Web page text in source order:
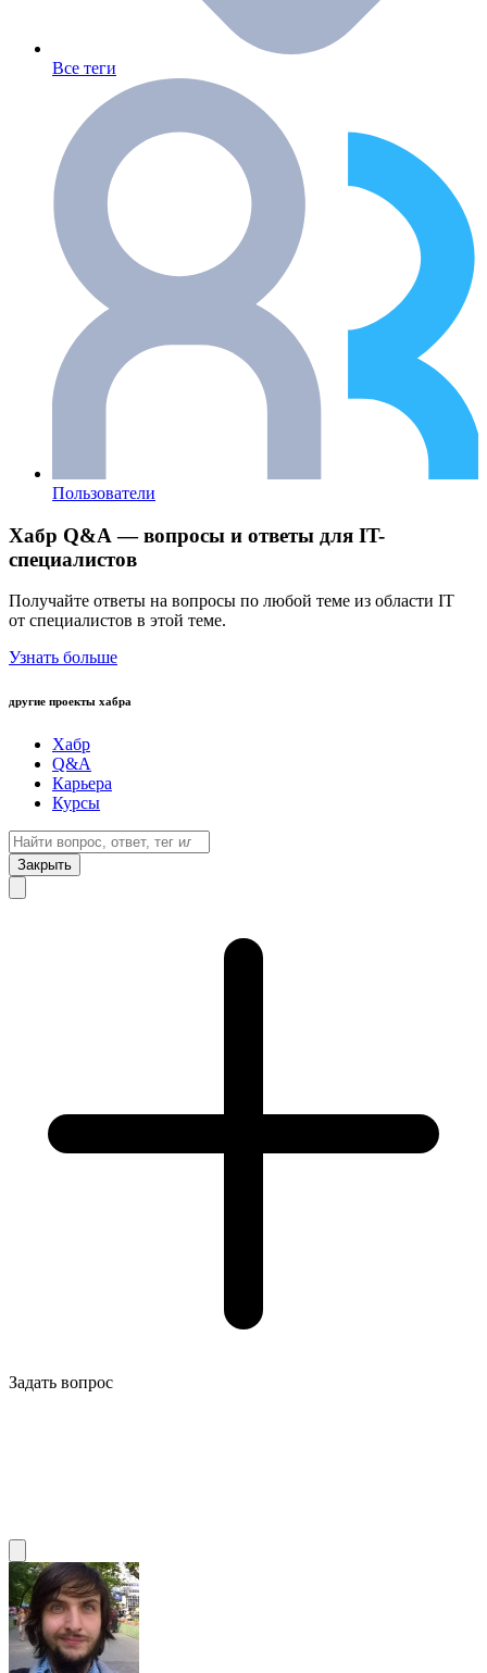
Все теги
Пользователи
Хабр Q&A — вопросы и ответы для IT-
специалистов
Получайте ответы на вопросы по любой теме из области IT
от специалистов в этой теме.
Узнать больше
другие проекты хабра
Хабр
Q&A
Карьера
Курсы
Закрыть
Задать вопрос